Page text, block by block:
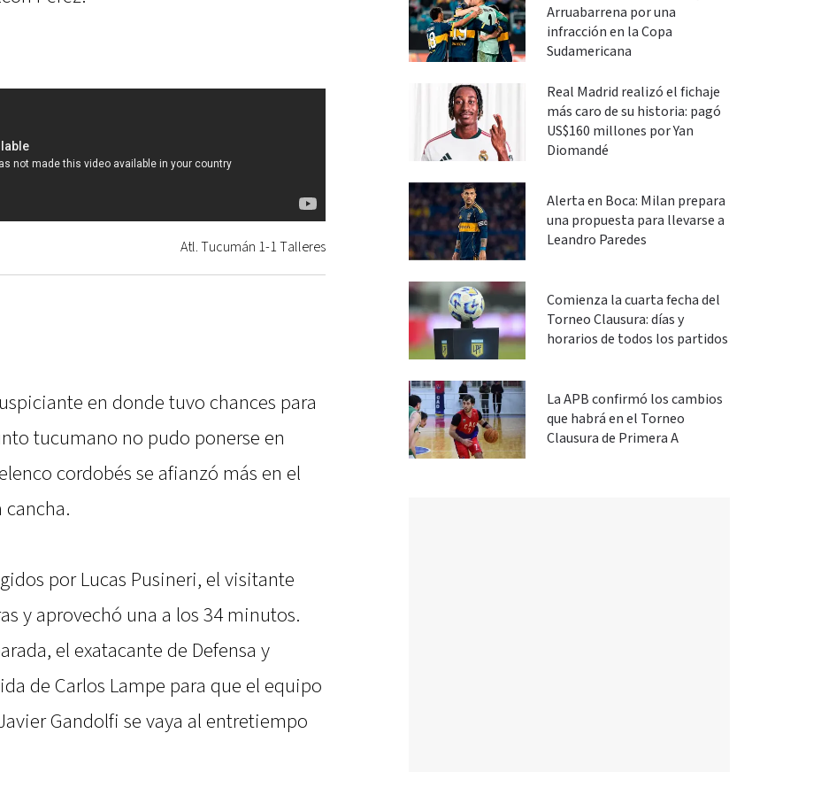
Atl. Tucumán 1-1 Talleres
en donde tuvo chances para
tucumano no pudo ponerse en
cordobés se afianzó más en el
por Lucas Pusineri, el visitante
y aprovechó una a los 34 minutos.
el exatacante de Defensa y
de Carlos Lampe para que el equipo
Gandolfi se vaya al entretiempo
Arruabarrena por una
infracción en la Copa
Sudamericana
Real Madrid realizó el fichaje
más caro de su historia: pagó
US$160 millones por Yan
Diomandé
Alerta en Boca: Milan prepara
una propuesta para llevarse a
Leandro Paredes
Comienza la cuarta fecha del
Torneo Clausura: días y
horarios de todos los partidos
La APB confirmó los cambios
que habrá en el Torneo
Clausura de Primera A